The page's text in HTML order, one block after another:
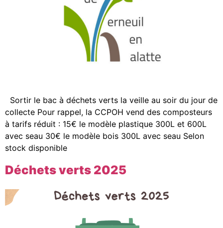
Sortir le bac à déchets verts la veille au soir du jour de
collecte Pour rappel, la CCPOH vend des composteurs
à tarifs réduit : 15€ le modèle plastique 300L et 600L
avec seau 30€ le modèle bois 300L avec seau Selon
stock disponible
Déchets verts 2025